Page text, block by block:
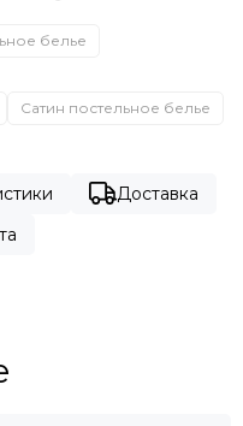
белье
Сатин постельное белье
Доставка